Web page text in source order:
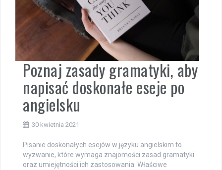
Poznaj zasady gramatyki, aby
napisać doskonałe eseje po
angielsku
30 kwietnia 2021
Pisanie doskonałych esejów w języku angielskim to
wyzwanie, które wymaga znajomości zasad gramatyki
oraz umiejętności ich zastosowania. Właściwe